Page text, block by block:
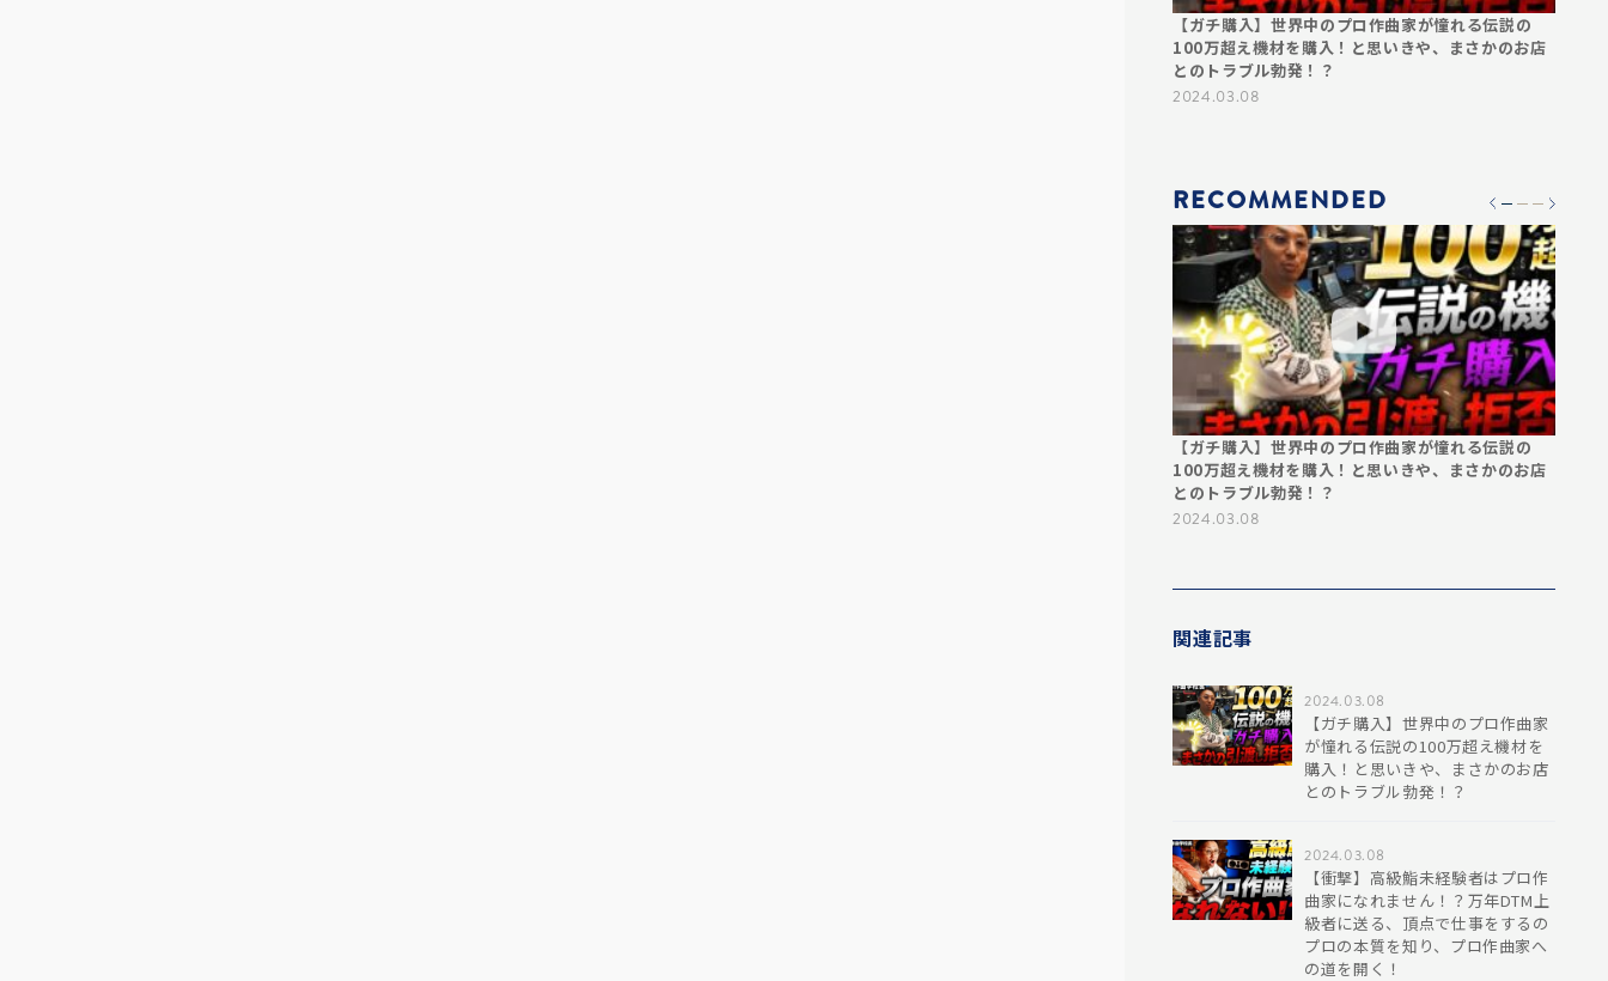
【ガチ購入】世界中のプロ作曲家が憧れる伝説の
100万超え機材を購入！と思いきや、まさかのお店
とのトラブル勃発！？
2024.03.08
RECOMMENDED
【ガチ購入】世界中のプロ作曲家が憧れる伝説の
100万超え機材を購入！と思いきや、まさかのお店
とのトラブル勃発！？
2024.03.08
関連記事
2024.03.08
【ガチ購入】世界中のプロ作曲家
が憧れる伝説の100万超え機材を
購入！と思いきや、まさかのお店
とのトラブル勃発！？
2024.03.08
【衝撃】高級鮨未経験者はプロ作
曲家になれません！？万年DTM上
級者に送る、頂点で仕事をするの
プロの本質を知り、プロ作曲家へ
の道を開く！